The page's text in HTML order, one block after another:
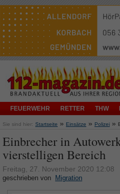
FEUERWEHR RETTER THW
Sie sind hier: Startseite » Einsätze » Polizei »
Einbrecher in
vierstelligen Bereich
Freitag, 27. November 2020 12:08
geschrieben von Migration